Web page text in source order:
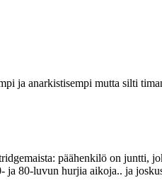
ja anarkistisempi mutta silti
päähenkilö on juntti,
80-luvun hurjia aikoja.. ja